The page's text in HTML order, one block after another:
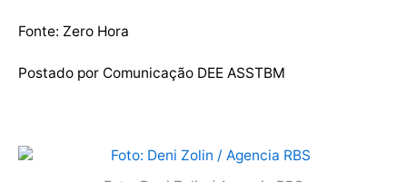
Fonte: Zero Hora
Postado por Comunicação DEE ASSTBM